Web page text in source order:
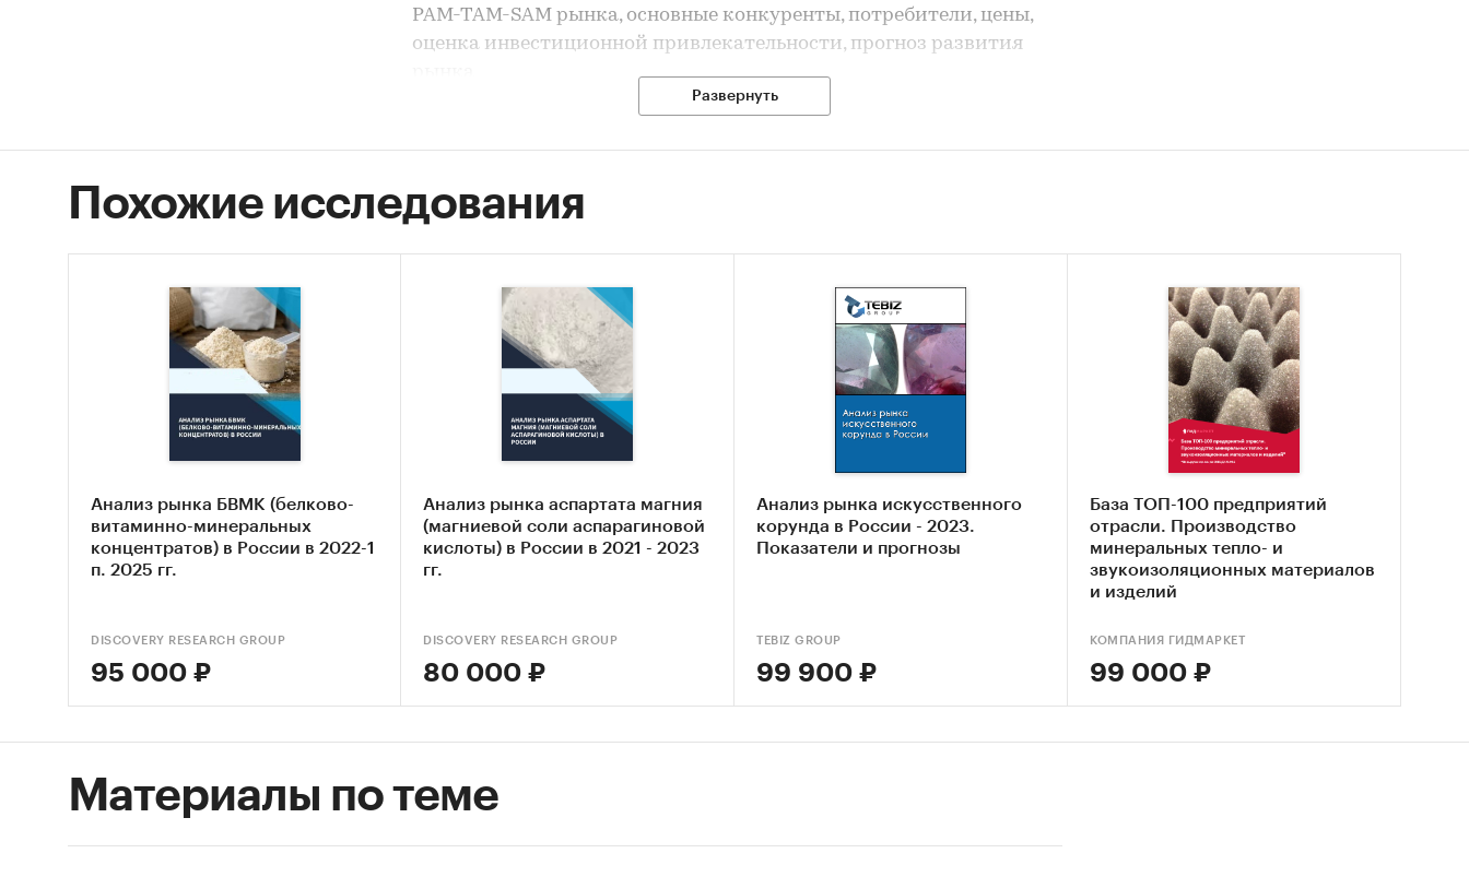
PAM-TAM-SAM рынка, основные конкуренты, потребители, цены,
оценка инвестиционной привлекательности, прогноз развития
Анализ рынка концентрата апатитового выполнен по рынку в
целом, без выделения его сегментов или изучения отдельных его
Цель исследования:
концентрата апатитового в России
Задачи исследования:
Оценка объема и динамики рынка концентрата апатитового
STEP-анализ факторов, влияющих на рынок концентрата
апатитового
Описание основных конкурентов
Выявление текущих тенденций и перспектив развития рынка
Оценка факторов инвестиционной привлекательности рынка
Основные блоки исследования:
Анализ потребления концентрата апатитового
Ценовой анализ
Развернуть
Похожие исследования
Анализ рынка БВМК (белково-
витаминно-минеральных
концентратов) в России в 2022-1
п. 2025 гг.
DISCOVERY RESEARCH GROUP
95 000 ₽
Анализ рынка аспартата магния
(магниевой соли аспарагиновой
кислоты) в России в 2021 - 2023
гг.
DISCOVERY RESEARCH GROUP
80 000 ₽
Анализ рынка искусственного
корунда в России - 2023.
Показатели и прогнозы
TEBIZ GROUP
99 900 ₽
База ТОП-100 предприятий
отрасли. Производство
минеральных тепло- и
звукоизоляционных материалов
и изделий
КОМПАНИЯ ГИДМАРКЕТ
99 000 ₽
Материалы по теме